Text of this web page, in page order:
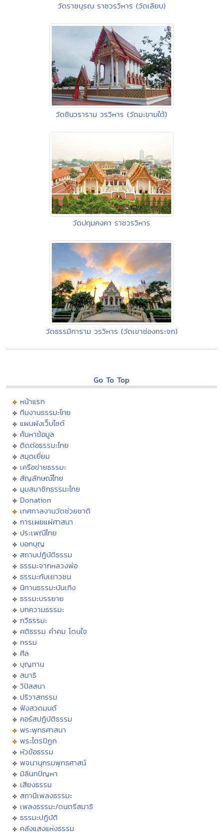
วัดราชบุรณ ราชวรวิหาร (วัดเลียบ)
วัดชินวราราม วรวิหาร (วัดมะขามใต้)
วัดปทุมคงคา ราชวรวิหาร
วัดธรรมิการาม วรวิหาร (วัดเขาช่องกระจก)
Go To Top
หน้าแรก
ทีมงานธรรมะไทย
แผนผังเว็บไซต์
ค้นหาข้อมูล
ติดต่อธรรมะไทย
สมุดเยี่ยม
เครือข่ายธรรมะ
สัญลักษณ์ไทย
มุมสมาชิกธรรมะไทย
Donation
เทศกาลงานวัดช่วยชาติ
การเผยแผ่ศาสนา
ประเพณีไทย
บอกบุญ
สถานปฏิบัติธรรม
ธรรมะจากหลวงพ่อ
ธรรมะกับเยาวชน
นิทานธรรมะบันเทิง
ธรรมะบรรยาย
บทความธรรมะ
กวีธรรมะ
คติธรรม คำคม โดนใจ
กรรม
ศีล
บุญทาน
สมาธิ
วิปัสสนา
ปริวาสกรรม
ฟังสวดมนต์
คอร์สปฏิบัติธรรม
พระพุทธศาสนา
พระไตรปิฏก
หัวข้อธรรม
พจนานุกรมพุทธศาสน์
มิลินทปัญหา
เสียงธรรม
สถานีเพลงธรรมะ
เพลงธรรมะ/ดนตรีสมาธิ
ธรรมะปฏิบัติ
คลังแสงแห่งธรรม